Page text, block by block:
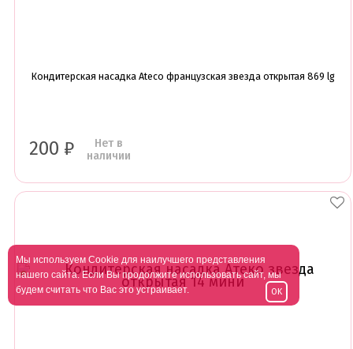
Кондитерская насадка Ateco французская звезда открытая 869 lg
200 ₽
Нет в
наличии
Мы используем Cookie для наилучшего представления
нашего сайта. Если Вы продолжите использовать сайт, мы
будем считать что Вас это устраивает.
OK